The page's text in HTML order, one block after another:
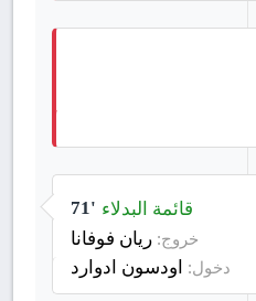
71' قائمة البدلاء
خروج: ريان فوفانا
دخول: اودسون ادوارد